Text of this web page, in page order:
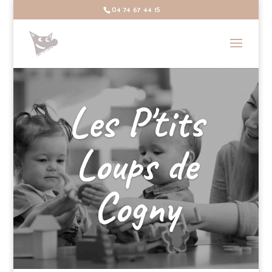
04 74 67 44 15
Les P'tits
Loups de
Cogny